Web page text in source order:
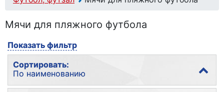
Мячи для пляжного футбола
Показать фильтр
Сортировать:
По наименованию